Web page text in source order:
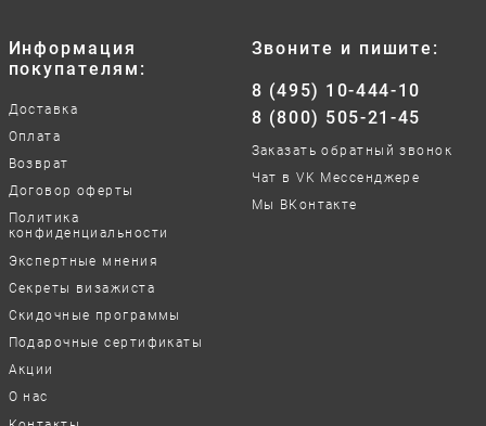
Информация
покупателям:
Доставка
Оплата
Возврат
Договор оферты
Политика
конфиденциальности
Экспертные мнения
Секреты визажиста
Скидочные программы
Подарочные сертификаты
Акции
О нас
Звоните и пишите:
8 (495) 10-444-10
8 (800) 505-21-45
Заказать обратный звонок
Чат в VK Мессенджере
Мы ВКонтакте